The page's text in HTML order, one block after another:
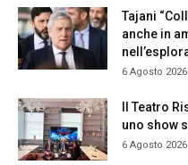
Tajani
anche in
6 Agosto 2026
Il Teatro
uno show
6 Agosto 2026